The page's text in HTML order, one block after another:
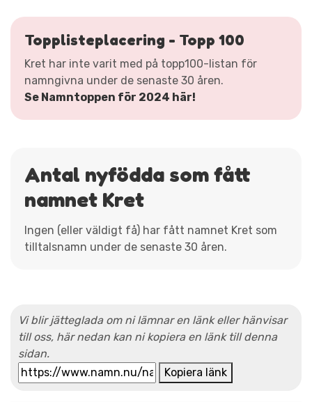
Topplisteplacering - Topp 100
Kret har inte varit med på topp100-listan för
namngivna under de senaste 30 åren.
Se Namntoppen för 2024 här!
Antal nyfödda som fått
namnet Kret
Ingen (eller väldigt få) har fått namnet Kret som
tilltalsnamn under de senaste 30 åren.
Vi blir jätteglada om ni lämnar en länk eller hänvisar
till oss, här nedan kan ni kopiera en länk till denna
sidan.
Kopiera länk